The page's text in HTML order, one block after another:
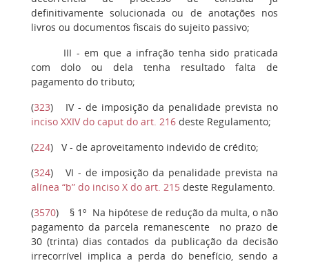
definitivamente solucionada ou de anotações nos
livros ou documentos fiscais do sujeito passivo;
III - em que a infração tenha sido praticada
com dolo ou dela tenha resultado falta de
pagamento do tributo;
(323) IV - de imposição da penalidade prevista no
inciso XXIV do caput do art. 216 deste Regulamento;
(224) V- de aproveitamento indevido de crédito;
(324) VI - de imposição da penalidade prevista na
alínea “b” do inciso X do art. 215 deste Regulamento.
(3570) § 1º Na hipótese de redução da multa, o não
pagamento da parcela remanescente no prazo de
30 (trinta) dias contados da publicação da decisão
irrecorrível implica a perda do benefício, sendo a